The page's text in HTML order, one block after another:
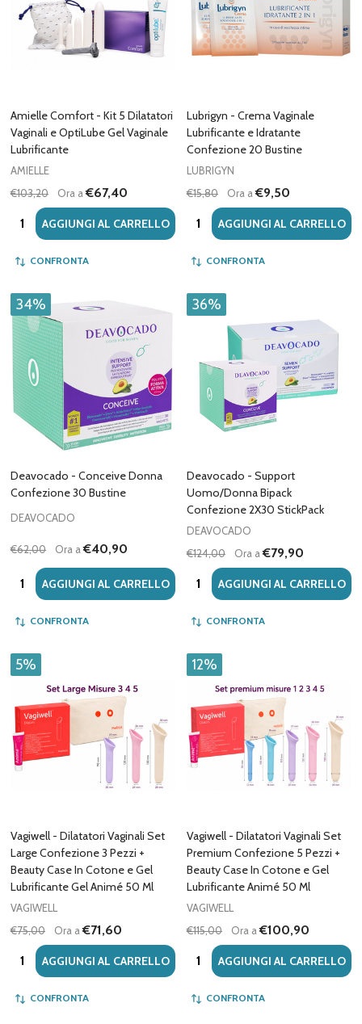
Amielle Comfort - Kit 5 Dilatatori
Vaginali e OptiLube Gel Vaginale
Lubrificante
AMIELLE
€103,20
Ora a€67,40
Quantità:AGGIUNGI AL CARRELLO
CONFRONTA
Lubrigyn - Crema Vaginale
Lubrificante e Idratante
Confezione 20 Bustine
LUBRIGYN
€15,80
Ora a€9,50
Quantità:AGGIUNGI AL CARRELLO
CONFRONTA
34%
Deavocado - Conceive Donna
Confezione 30 Bustine
DEAVOCADO
€62,00 Ora a€40,90
Quantità:AGGIUNGI AL CARRELLO
CONFRONTA
36%
Deavocado - Support
Uomo/Donna Bipack
Confezione 2X30 StickPack
DEAVOCADO
€124,00
Ora a€79,90
Quantità:AGGIUNGI AL CARRELLO
CONFRONTA
5%
Vagiwell - Dilatatori Vaginali Set
Large Confezione 3 Pezzi +
Beauty Case In Cotone e Gel
Lubrificante Gel Animé 50 Ml
VAGIWELL
€75,00
Ora a€71,60
Quantità:AGGIUNGI AL CARRELLO
CONFRONTA
12%
Vagiwell - Dilatatori Vaginali Set
Premium Confezione 5 Pezzi +
Beauty Case In Cotone e Gel
Lubrificante Animé 50 Ml
VAGIWELL
€115,00
Ora a€100,90
Quantità:AGGIUNGI AL CARRELLO
CONFRONTA